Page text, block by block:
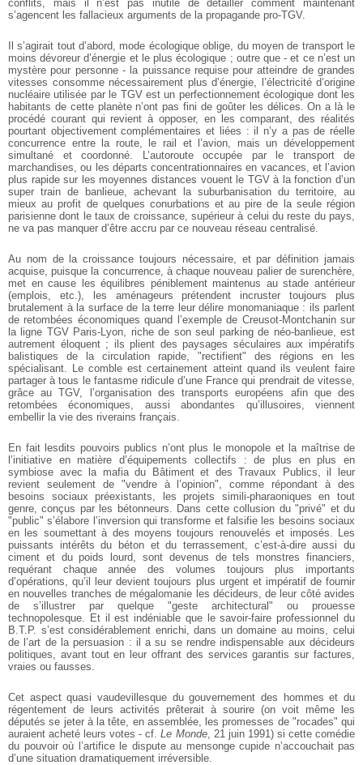
conflits, mais il n’est pas inutile de détailler comment maintenant
s’agencent les fallacieux arguments de la propagande pro-TGV.
Il s’agirait tout d’abord, mode écologique oblige, du moyen de transport le
moins dévoreur d’énergie et le plus écologique ; outre que - et ce n’est un
mystère pour personne - la puissance requise pour atteindre de grandes
vitesses consomme nécessairement plus d’énergie, l’électricité d’origine
nucléaire utilisée par le TGV est un perfectionnement écologique dont les
habitants de cette planète n’ont pas fini de goûter les délices. On a là le
procédé courant qui revient à opposer, en les comparant, des réalités
pourtant objectivement complémentaires et liées : il n’y a pas de réelle
concurrence entre la route, le rail et l’avion, mais un développement
simultané et coordonné. L’autoroute occupée par le transport de
marchandises, ou les départs concentrationnaires en vacances, et l’avion
plus rapide sur les moyennes distances vouent le TGV à la fonction d’un
super train de banlieue, achevant la suburbanisation du territoire, au
mieux au profit de quelques conurbations et au pire de la seule région
parisienne dont le taux de croissance, supérieur à celui du reste du pays,
ne va pas manquer d’être accru par ce nouveau réseau centralisé.
Au nom de la croissance toujours nécessaire, et par définition jamais
acquise, puisque la concurrence, à chaque nouveau palier de surenchère,
met en cause les équilibres péniblement maintenus au stade antérieur
(emplois, etc.), les aménageurs prétendent incruster toujours plus
brutalement à la surface de la terre leur délire monomaniaque : ils parlent
de retombées économiques quand l’exemple de Creusot-Montchanin sur
la ligne TGV Paris-Lyon, riche de son seul parking de néo-banlieue, est
autrement éloquent ; ils plient des paysages séculaires aux impératifs
balistiques de la circulation rapide, "rectifient" des régions en les
spécialisant. Le comble est certainement atteint quand ils veulent faire
partager à tous le fantasme ridicule d’une France qui prendrait de vitesse,
grâce au TGV, l’organisation des transports européens afin que des
retombées économiques, aussi abondantes qu’illusoires, viennent
embellir la vie des riverains français.
En fait lesdits pouvoirs publics n’ont plus le monopole et la maîtrise de
l’initiative en matière d’équipements collectifs : de plus en plus en
symbiose avec la mafia du Bâtiment et des Travaux Publics, il leur
revient seulement de "vendre à l’opinion", comme répondant à des
besoins sociaux préexistants, les projets simili-pharaoniques en tout
genre, conçus par les bétonneurs. Dans cette collusion du "privé" et du
"public" s’élabore l’inversion qui transforme et falsifie les besoins sociaux
en les soumettant à des moyens toujours renouvelés et imposés. Les
puissants intérêts du béton et du terrassement, c’est-à-dire aussi du
ciment et du poids lourd, sont devenus de tels monstres financiers,
requérant chaque année des volumes toujours plus importants
d’opérations, qu’il leur devient toujours plus urgent et impératif de fournir
en nouvelles tranches de mégalomanie les décideurs, de leur côté avides
de s’illustrer par quelque "geste architectural" ou prouesse
technopolesque. Et il est indéniable que le savoir-faire professionnel du
B.T.P. s’est considérablement enrichi, dans un domaine au moins, celui
de l’art de la persuasion : il a su se rendre indispensable aux décideurs
politiques, avant tout en leur offrant des services garantis sur factures,
vraies ou fausses.
Cet aspect quasi vaudevillesque du gouvernement des hommes et du
régentement de leurs activités prêterait à sourire (on voit même les
députés se jeter à la tête, en assemblée, les promesses de "rocades" qui
auraient acheté leurs votes - cf.Le Monde, 21 juin 1991) si cette comédie
du pouvoir où l’artifice le dispute au mensonge cupide n’accouchait pas
d’une situation dramatiquement irréversible.